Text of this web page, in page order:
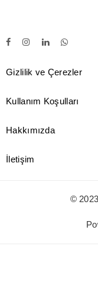
Gizlilik ve Çerezler
Kullanım Koşulları
Hakkımızda
İletişim
©